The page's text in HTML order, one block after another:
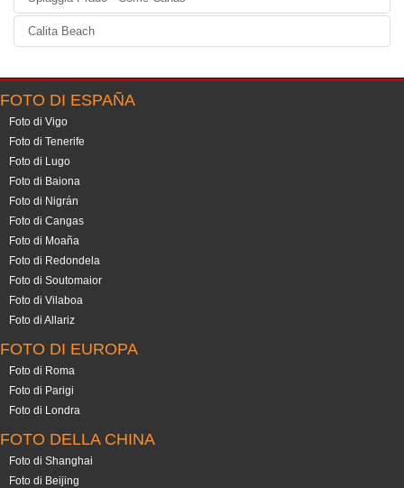
Calita Beach
FOTO DI ESPAÑA
Foto di Vigo
Foto di Tenerife
Foto di Lugo
Foto di Baiona
Foto di Nigrán
Foto di Cangas
Foto di Moaña
Foto di Redondela
Foto di Soutomaior
Foto di Vilaboa
Foto di Allariz
FOTO DI EUROPA
Foto di Roma
Foto di Parigi
Foto di Londra
FOTO DELLA CHINA
Foto di Shanghai
Foto di Beijing